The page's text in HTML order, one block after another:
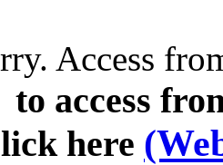
Access
to access
here